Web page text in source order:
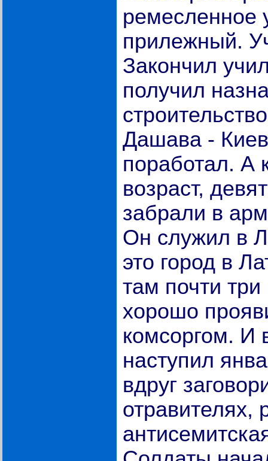
прилежный.
Закончил
получил
Дашава -
поработал. А
возраст,
забрали в
Он служил в
это город в
там почти
хорошо
комсоргом. И
наступил
вдруг
отравителях,